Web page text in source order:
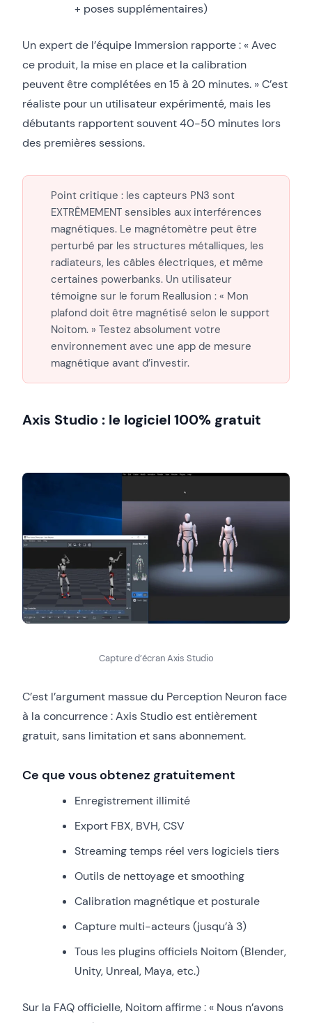
+ poses supplémentaires)
Un expert de l’équipe Immersion rapporte : « Avec
ce produit, la mise en place et la calibration
peuvent être complétées en 15 à 20 minutes. » C’est
réaliste pour un utilisateur expérimenté, mais les
débutants rapportent souvent 40-50 minutes lors
des premières sessions.
Point critique : les capteurs PN3 sont
EXTRÊMEMENT sensibles aux interférences
magnétiques. Le magnétomètre peut être
perturbé par les structures métalliques, les
radiateurs, les câbles électriques, et même
certaines powerbanks. Un utilisateur
témoigne sur le forum Reallusion : « Mon
plafond doit être magnétisé selon le support
Noitom. » Testez absolument votre
environnement avec une app de mesure
magnétique avant d’investir.
Axis Studio : le logiciel 100% gratuit
Capture d’écran Axis Studio
C’est l’argument massue du Perception Neuron face
à la concurrence : Axis Studio est entièrement
gratuit, sans limitation et sans abonnement.
Ce que vous obtenez gratuitement
Enregistrement illimité
Export FBX, BVH, CSV
Streaming temps réel vers logiciels tiers
Outils de nettoyage et smoothing
Calibration magnétique et posturale
Capture multi-acteurs (jusqu’à 3)
Tous les plugins officiels Noitom (Blender,
Unity, Unreal, Maya, etc.)
Sur la FAQ officielle, Noitom affirme : « Nous n’avons